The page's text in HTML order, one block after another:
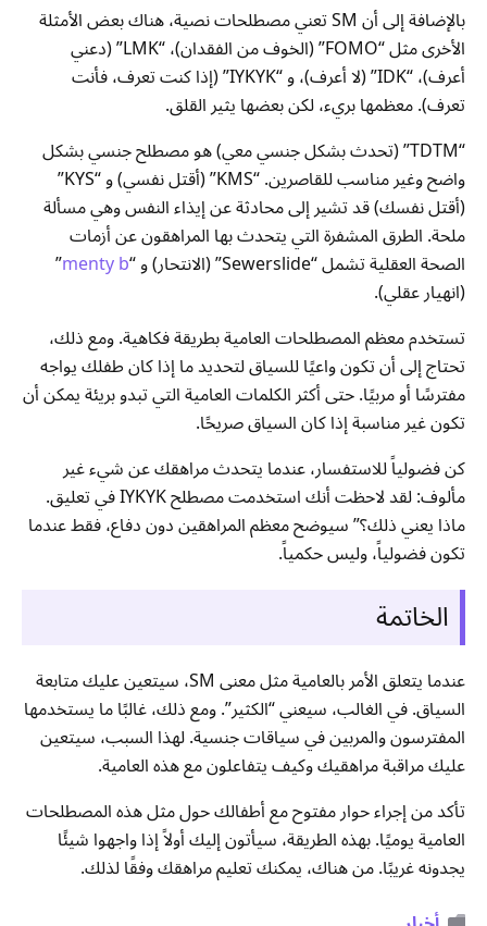
بالإضافة إلى أن SM تعني مصطلحات نصية، هناك بعض الأمثلة
الأخرى مثل “FOMO” (الخوف من الفقدان)، “LMK” (دعني
أعرف)، “IDK” (لا أعرف)، و “IYKYK” (إذا كنت تعرف، فأنت
تعرف). معظمها بريء، لكن بعضها يثير القلق.
“TDTM” (تحدث بشكل جنسي معي) هو مصطلح جنسي بشكل
واضح وغير مناسب للقاصرين. “KMS” (أقتل نفسي) و “KYS”
(أقتل نفسك) قد تشير إلى محادثة عن إيذاء النفس وهي مسألة
ملحة. الطرق المشفرة التي يتحدث بها المراهقون عن أزمات
الصحة العقلية تشمل “Sewerslide” (الانتحار) و “ menty b
”
(انهيار عقلي).
تستخدم معظم المصطلحات العامية بطريقة فكاهية. ومع ذلك،
تحتاج إلى أن تكون واعيًا للسياق لتحديد ما إذا كان طفلك يواجه
مفترسًا أو مربيًا. حتى أكثر الكلمات العامية التي تبدو بريئة يمكن أن
تكون غير مناسبة إذا كان السياق صريحًا.
كن فضولياً للاستفسار، عندما يتحدث مراهقك عن شيء غير
مألوف: لقد لاحظت أنك استخدمت مصطلح IYKYK في تعليق.
ماذا يعني ذلك؟” سيوضح معظم المراهقين دون دفاع، فقط عندما
تكون فضولياً، وليس حكمياً.
الخاتمة
عندما يتعلق الأمر بالعامية مثل معنى SM، سيتعين عليك متابعة
السياق. في الغالب، سيعني “الكثير”. ومع ذلك، غالبًا ما يستخدمها
المفترسون والمربين في سياقات جنسية. لهذا السبب، سيتعين
عليك مراقبة مراهقيك وكيف يتفاعلون مع هذه العامية.
تأكد من إجراء حوار مفتوح مع أطفالك حول مثل هذه المصطلحات
العامية يوميًا. بهذه الطريقة، سيأتون إليك أولاً إذا واجهوا شيئًا
يجدونه غريبًا. من هناك، يمكنك تعليم مراهقك وفقًا لذلك.